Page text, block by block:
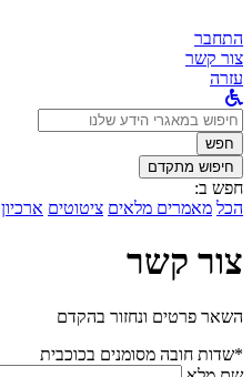
התחבר
צור קשר
עזרה
לחפש
ב:חפש
חיפוש מתקדם
חפש ב:
הכל מאמרים מלאים ציטוטים ארכיון
צור קשר
השאר פרטים ונחזור בהקדם
*שדות חובה מסומנים בכוכבית